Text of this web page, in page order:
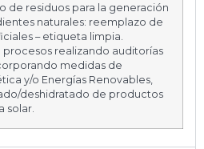
de residuos para la generación
naturales: reemplazo de
– etiqueta limpia.
realizando auditorías
medidas de
y/o Energías Renovables,
deshidratado de productos
solar.